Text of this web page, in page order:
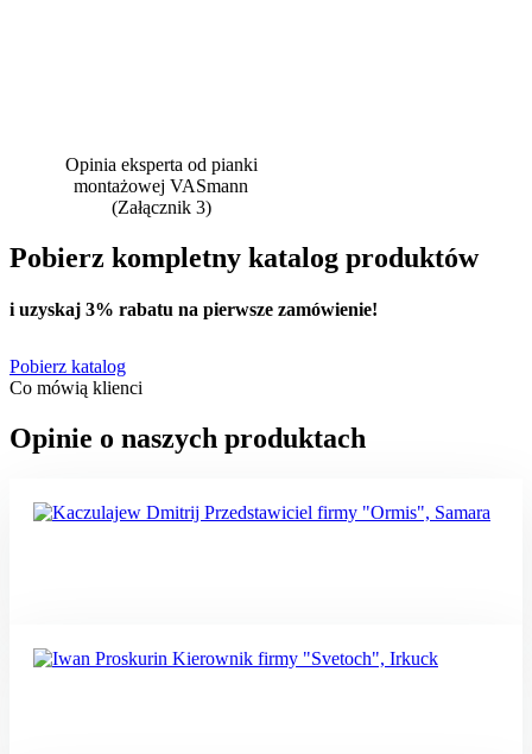
Opinia eksperta od pianki
montażowej VASmann
(Załącznik 3)
Pobierz kompletny katalog produktów
i uzyskaj 3% rabatu na pierwsze zamówienie!
Pobierz katalog
Co mówią klienci
Opinie o naszych produktach